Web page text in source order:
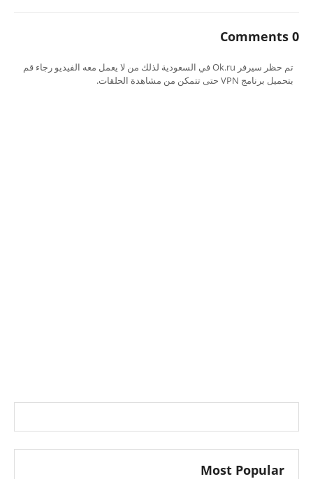
0 Comments
تم حظر سيرفر Ok.ru في السعودية لذلك من لا يعمل معه الفيديو رجاء قم
بتحميل برنامج VPN حتى تتمكن من مشاهدة الحلقات.
Most Popular